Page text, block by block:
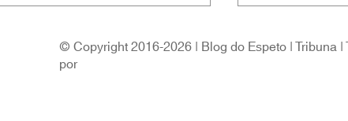
© Copyright 2016-2026 | Blog do Espeto | Tribuna
por